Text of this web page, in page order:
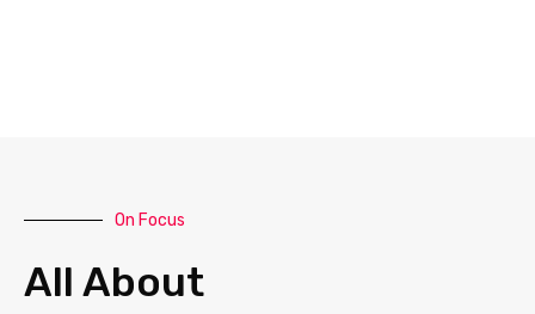
On Focus
All About